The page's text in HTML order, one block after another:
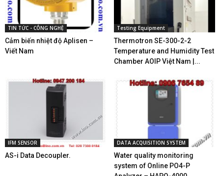
TIN TỨC - CÔNG NGHỆ
Cảm biến nhiệt độ Aplisen –
Viết Nam
Testing Equipment
Thermotron SE-300-2-2
Temperature and Humidity Test
Chamber AOIP Việt Nam |...
IFM SENSOR
AS-i Data Decoupler.
DATA ACQUISITION SYSTEM
Water quality monitoring
system of Online PO4-P